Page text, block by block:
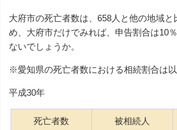
大府市の死亡者数は、658人と他の地域と
め、大府市だけでみれば、申告割合は10
ないでしょうか。
※愛知県の死亡者数における相続割合は以
平成30年
死亡者数 被相続人